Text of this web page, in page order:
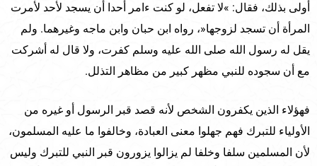
أولى بذلك، فقال: »لا تفعل، لو كنت ءامر أحدا أن يسجد لأحد لأمرت
المرأة أن تسجد لزوجها«، رواه ابن حبان وابن ماجه وغيرهما. ولم
يقل له رسول الله صلى الله عليه وسلم كفرت، ولا قال له أشركت
مع أن سجوده للنبي مظهر كبير من مظاهر التذلل.
فهؤلاء الذين يكفرون الشخص لأنه قصد قبر الرسول أو غيره من
الأولياء للتبرك فهم جهلوا معنى العبادة، وخالفوا ما عليه المسلمون،
لأن المسلمين سلفا وخلفا لم يزالوا يزورون قبر النبي للتبرك وليس